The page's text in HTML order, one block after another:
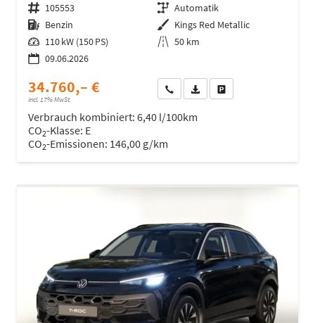
Fahrzeugnr. 105553 Getriebe Automatik
Kraftstoff Benzin Außenfarbe Kings Red Metallic
Leistung 110 kW (150 PS) Kilometerstand 50 km
09.06.2026
34.760,– €
incl. 17% MwSt.
Wir rufen Sie anFahrzeugexposé (PDF)
Verbrauch kombiniert: 6,40 l/100km
CO2-Klasse: E
CO2-Emissionen: 146,00 g/km